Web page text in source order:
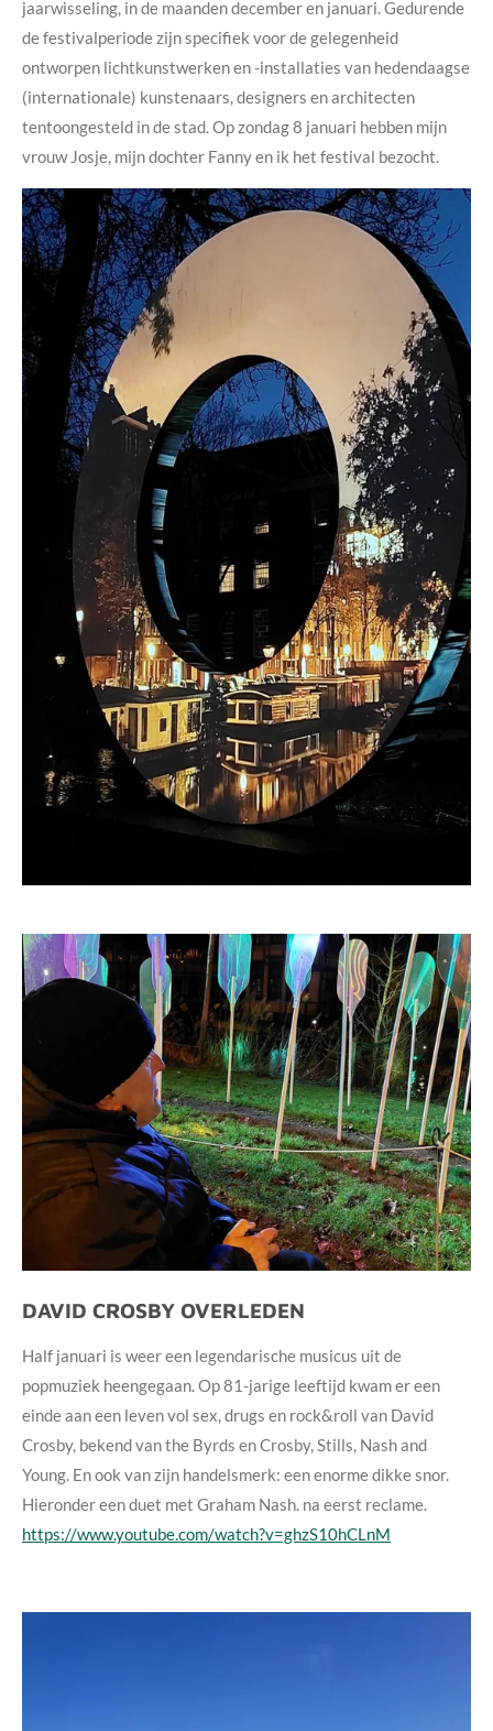
jaarwisseling, in de maanden december en januari. Gedurende
de festivalperiode zijn specifiek voor de gelegenheid
ontworpen lichtkunstwerken en -installaties van hedendaagse
(internationale) kunstenaars, designers en architecten
tentoongesteld in de stad. Op zondag 8 januari hebben mijn
vrouw Josje, mijn dochter Fanny en ik het festival bezocht.
DAVID CROSBY OVERLEDEN
Half januari is weer een legendarische musicus uit de
popmuziek heengegaan. Op 81-jarige leeftijd kwam er een
einde aan een leven vol sex, drugs en rock&roll van David
Crosby, bekend van the Byrds en Crosby, Stills, Nash and
Young. En ook van zijn handelsmerk: een enorme dikke snor.
Hieronder een duet met Graham Nash. na eerst reclame.
https://www.youtube.com/watch?v=ghzS10hCLnM